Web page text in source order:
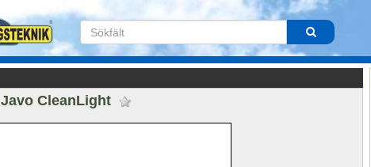
Javo CleanLight